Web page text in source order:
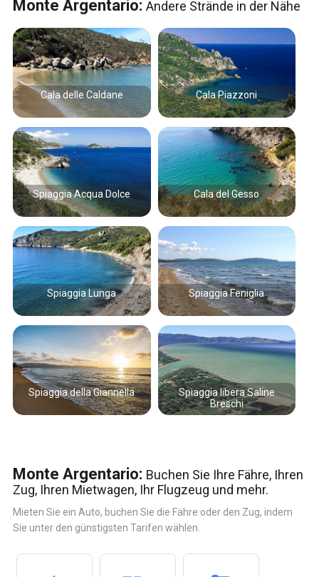
Monte Argentario: Andere Strände in der Nähe
Cala delle Caldane Cala Piazzoni
Spiaggia Acqua Dolce Cala del Gesso
Spiaggia Lunga Spiaggia Feniglia
Spiaggia della Giannella
Spiaggia libera Saline
Breschi
Monte Argentario: Buchen Sie Ihre Fähre, Ihren
Zug, Ihren Mietwagen, Ihr Flugzeug und mehr.
Mieten Sie ein Auto, buchen Sie die Fähre oder den Zug, indem
Sie unter den günstigsten Tarifen wählen.